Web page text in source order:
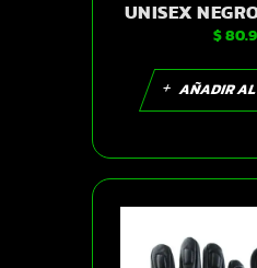
UNISEX
$
AÑADIR AL